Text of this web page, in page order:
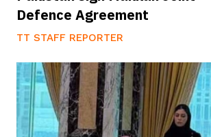
Defence Agreement
TT STAFF REPORTER